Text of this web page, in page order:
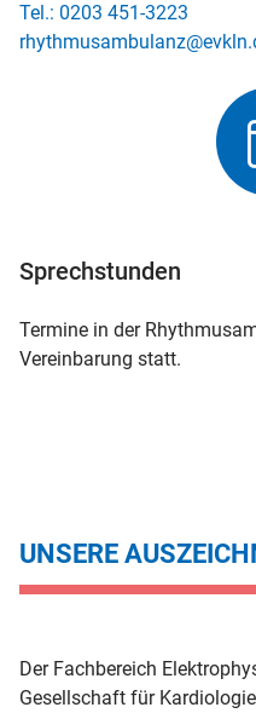
Tel.: 0203 451-3223
Sprechstunden
Termine in der
Vereinbarung statt.
UNSERE
Der Fachbereich
Gesellschaft für